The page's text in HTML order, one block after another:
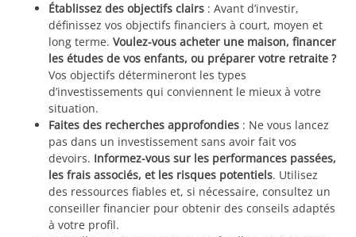
Établissez des objectifs clairs : Avant d’investir,
définissez vos objectifs financiers à court, moyen et
long terme. Voulez-vous acheter une maison, financer
les études de vos enfants, ou préparer votre retraite ?
Vos objectifs détermineront les types
d’investissements qui conviennent le mieux à votre
situation.
Faites des recherches approfondies : Ne vous lancez
pas dans un investissement sans avoir fait vos
devoirs. Informez-vous sur les performances passées,
les frais associés, et les risques potentiels. Utilisez
des ressources fiables et, si nécessaire, consultez un
conseiller financier pour obtenir des conseils adaptés
à votre profil.